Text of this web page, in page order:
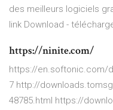
des meilleurs logiciels
link Download -
https://ninite.com/
https://en.softonic.com/
7 http://
48785.html https://